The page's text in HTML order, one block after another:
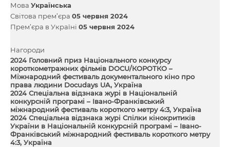
Мова Українська
Світова прем’єра 05 червня 2024
Прем’єра в Україні 05 червня 2024
Нагороди
2024 Головний приз Національного конкурсу
короткометражних фільмів DOCU/КОРОТКО –
Міжнародний фестиваль документального кіно про
права людини Docudays UA, Україна
2024 Спеціальна відзнака журі в Національній
конкурсній програмі – Івано-Франківський
міжнародний фестиваль короткого метру 4:3, Україна
2024 Спеціальна відзнака журі Спілки кінокритиків
України в Національній конкурсній програмі – Івано-
Франківський міжнародний фестиваль короткого метру
4:3, Україна